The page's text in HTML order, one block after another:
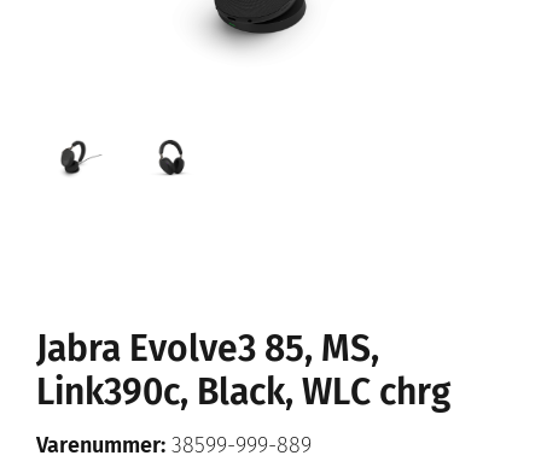
Jabra Evolve3 85, MS,
Link390c, Black, WLC chrg
Varenummer: 38599-999-889